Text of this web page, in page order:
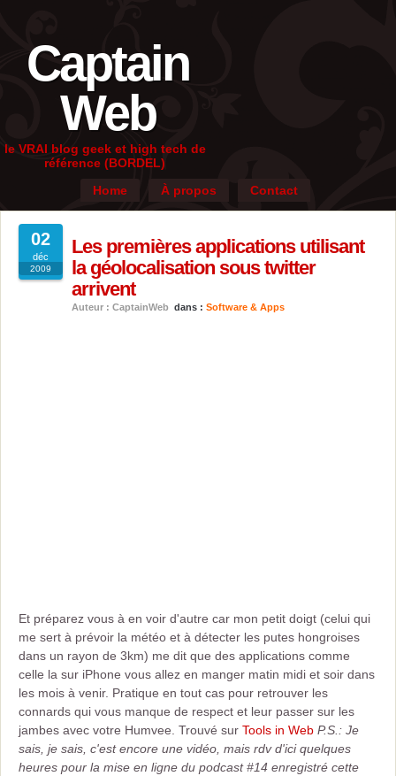
Captain
Web
le VRAI blog geek et high tech de
référence (BORDEL)
Home
À propos Contact
02
déc
2009
Les premières applications utilisant
la géolocalisation sous twitter
arrivent
Auteur : CaptainWeb dans : Software & Apps
Et préparez vous à en voir d'autre car mon petit doigt (celui qui
me sert à prévoir la météo et à détecter les putes hongroises
dans un rayon de 3km) me dit que des applications comme
celle la sur iPhone vous allez en manger matin midi et soir dans
les mois à venir. Pratique en tout cas pour retrouver les
connards qui vous manque de respect et leur passer sur les
jambes avec votre Humvee. Trouvé sur Tools in Web P.S.: Je
sais, je sais, c'est encore une vidéo, mais rdv d'ici quelques
heures pour la mise en ligne du podcast #14 enregistré cette